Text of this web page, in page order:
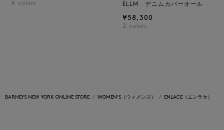
4 colors
ELLM デニムカバーオール
¥58,300
2 colors
BARNEYS NEW YORK ONLINE STORE WOMEN'S（ウィメンズ） ENLACE（エンラセ）